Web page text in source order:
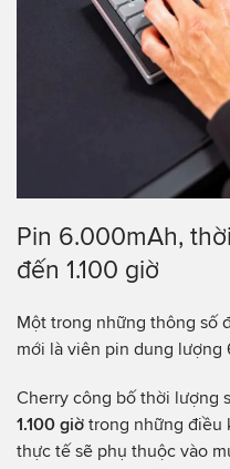
Pin 6.000mAh,
đến 1.100 giờ
Một trong những thông số
mới là viên pin dung lượng
Cherry công bố thời lượng
1.100 giờ trong những điều
thực tế sẽ phụ thuộc vào